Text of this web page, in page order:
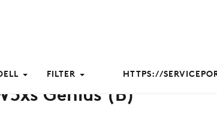
FILTER HTTPS://
Genius (B)